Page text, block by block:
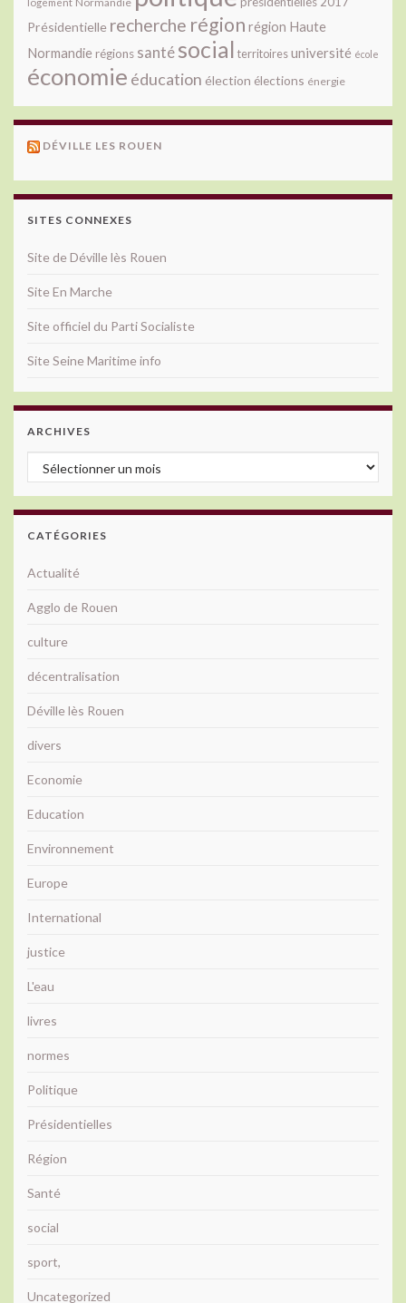
Présidentielle recherche région région Haute
Normandie régions santésocial territoiresuniversité école
économie éducation élection élections énergie
DÉVILLE LES ROUEN
SITES CONNEXES
Site de Déville lès Rouen
Site En Marche
Site officiel du Parti Socialiste
Site Seine Maritime info
ARCHIVES
Archives
CATÉGORIES
Actualité
Agglo de Rouen
culture
décentralisation
Déville lès Rouen
divers
Economie
Education
Environnement
Europe
International
justice
L'eau
livres
normes
Politique
Présidentielles
Région
Santé
social
sport,
Uncategorized